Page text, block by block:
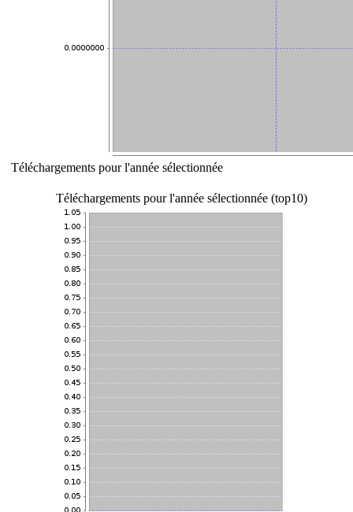
Téléchargements pour l'année sélectionnée
Téléchargements pour l'année sélectionnée (top10)